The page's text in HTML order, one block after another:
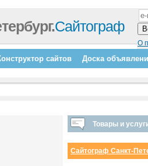
О
Сайтограф
сайтов Доска
Товары и
Сайтограф Санкт-